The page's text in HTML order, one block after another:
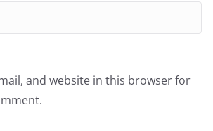
and website in this browser for